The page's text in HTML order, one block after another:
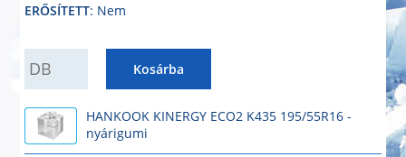
ERŐSÍTETT: Nem
Kosárba
HANKOOK KINERGY ECO2 K435 195/55R16 -
nyárigumi